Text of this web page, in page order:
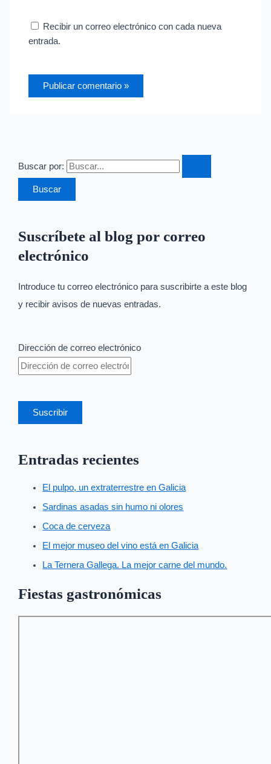
Recibir un correo electrónico con cada nueva
entrada.
Buscar por:
Suscríbete al blog por correo
electrónico
Introduce tu correo electrónico para suscribirte a este blog
y recibir avisos de nuevas entradas.
Dirección de correo electrónico
Suscribir
Entradas recientes
El pulpo, un extraterrestre en Galicia
Sardinas asadas sin humo ni olores
Coca de cerveza
El mejor museo del vino está en Galicia
La Ternera Gallega. La mejor carne del mundo.
Fiestas gastronómicas